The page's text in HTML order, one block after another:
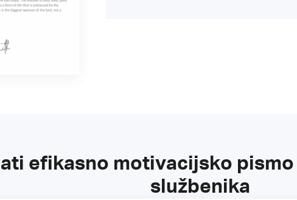
efikasno motivacijsko
službenika